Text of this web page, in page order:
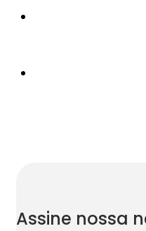
Assine nossa